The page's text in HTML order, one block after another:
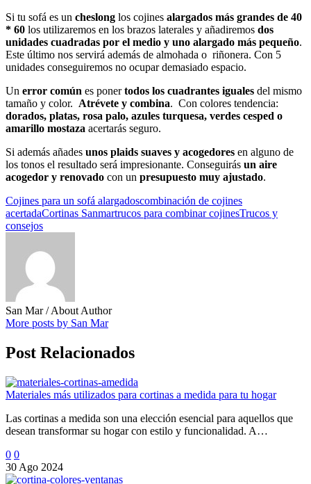
Si tu sofá es un cheslong los cojines alargados más grandes de 40
* 60 los utilizaremos en los brazos laterales y añadiremos dos
unidades cuadradas por el medio y uno alargado más pequeño.
Este último nos servirá además de almohada o riñonera. Con 5
unidades conseguiremos no ocupar demasiado espacio.
Un error común es ponertodos los cuadrantes iguales del mismo
tamaño y color. Atrévete y combina. Con colores tendencia:
dorados, platas, rosa palo, azules turquesa, verdes cesped o
amarillo mostaza acertarás seguro.
Si además añades unos plaids suaves y acogedores en alguno de
los tonos el resultado será impresionante. Conseguirás un aire
acogedor y renovado con un presupuesto muy ajustado.
Cojines para un sofá alargadoscombinación de cojines
acertadaCortinas Sanmartrucos para combinar cojinesTrucos y
consejos
San Mar/ About Author
More posts by San Mar
Post Relacionados
Materiales más utilizados para cortinas a medida para tu hogar
Las cortinas a medida son una elección esencial para aquellos que
desean transformar su hogar con estilo y funcionalidad. A…
0 0
30 Ago 2024